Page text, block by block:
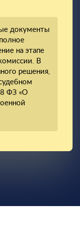
документы
на этапе
В
решения,
ФЗ «О